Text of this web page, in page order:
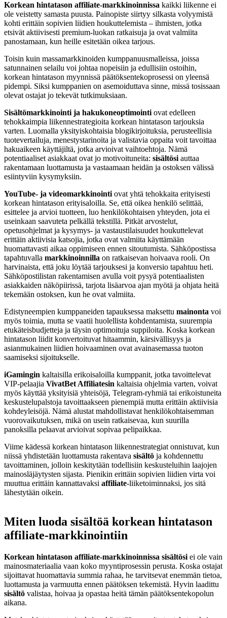
Korkean hintatason affiliate-markkinoinnissa kaikki liikenne ei
ole veistetty samasta puusta. Painopiste siirtyy silkasta volyymistä
kohti erittäin sopivien liidien houkuttelemista – ihmisten, jotka
etsivät aktiivisesti premium-luokan ratkaisuja ja ovat valmiita
panostamaan, kun heille esitetään oikea tarjous.
Toisin kuin massamarkkinoiden kumppanuusmalleissa, joissa
satunnainen selailu voi johtaa nopeisiin ja edullisiin ostoihin,
korkean hintatason myynnissä päätöksentekoprosessi on yleensä
pidempi. Siksi kumppanien on asemoiduttava sinne, missä tosissaan
olevat ostajat jo tekevät tutkimuksiaan.
Sisältömarkkinointi ja hakukoneoptimointi ovat edelleen
tehokkaimpia liikennestrategioita korkean hintatason tarjouksia
varten. Luomalla yksityiskohtaisia blogikirjoituksia, perusteellisia
tuotevertailuja, menestystarinoita ja valistavia oppaita voit tavoittaa
hakuaikeen käyttäjiltä, jotka arvioivat vaihtoehtoja. Nämä
potentiaaliset asiakkaat ovat jo motivoituneita: sisältösi auttaa
rakentamaan luottamusta ja vastaamaan heidän ja ostoksen välissä
esiintyviin kysymyksiin.
YouTube- ja videomarkkinointi ovat yhtä tehokkaita erityisesti
korkean hintatason erityisaloilla. Se, että oikea henkilö selittää,
esittelee ja arvioi tuotteen, luo henkilökohtaisen yhteyden, jota ei
useinkaan saavuteta pelkällä tekstillä. Pitkät arvostelut,
opetusohjelmat ja kysymys- ja vastaustilaisuudet houkuttelevat
erittäin aktiivisia katsojia, jotka ovat valmiita käyttämään
huomattavasti aikaa oppimiseen ennen sitoutumista. Sähköpostissa
tapahtuvalla markkinoinnilla on ratkaisevan hoivaava rooli. On
harvinaista, että joku löytää tarjouksesi ja konversio tapahtuu heti.
Sähköpostilistan rakentamisen avulla voit pysyä potentiaalisten
asiakkaiden näköpiirissä, tarjota lisäarvoa ajan myötä ja ohjata heitä
tekemään ostoksen, kun he ovat valmiita.
Edistyneempien kumppaneiden tapauksessa maksettu mainonta voi
myös toimia, mutta se vaatii huolellista kohdentamista, suurempia
etukäteisbudjetteja ja täysin optimoituja suppiloita. Koska korkean
hintatason liidit konvertoituvat hitaammin, kärsivällisyys ja
asianmukainen liidien hoivaaminen ovat avainasemassa tuoton
saamiseksi sijoitukselle.
iGamingin kaltaisilla erikoisaloilla kumppanit, jotka tavoittelevat
VIP-pelaajia VivatBet Affiliatesin kaltaisia ohjelmia varten, voivat
myös käyttää yksityisiä yhteisöjä, Telegram-ryhmiä tai erikoistuneita
keskustelupalstoja tavoittaakseen pienempiä mutta erittäin aktiivisia
kohdeyleisöjä. Nämä alustat mahdollistavat henkilökohtaisemman
vuorovaikutuksen, mikä on usein ratkaisevaa, kun suurilla
panoksilla pelaavat arvioivat sopivaa pelipaikkaa.
Viime kädessä korkean hintatason liikennestrategiat onnistuvat, kun
niissä yhdistetään luottamusta rakentava sisältö ja kohdennettu
tavoittaminen, jolloin keskitytään todellisiin keskusteluihin laajojen
mainosläjäytysten sijasta. Pienikin erittäin sopivien liidien virta voi
muuttua erittäin kannattavaksi affiliate-liiketoiminnaksi, jos sitä
lähestytään oikein.
Miten luoda sisältöä korkean hintatason
affiliate-markkinointiin
Korkean hintatason affiliate-markkinoinnissa sisältösi ei ole vain
mainosmateriaalia vaan koko myyntiprosessin perusta. Koska ostajat
sijoittavat huomattavia summia rahaa, he tarvitsevat enemmän tietoa,
luottamusta ja varmuutta ennen päätöksen tekemistä. Hyvin laadittu
sisältö valistaa, hoivaa ja opastaa heitä tämän päätöksentekopolun
aikana.